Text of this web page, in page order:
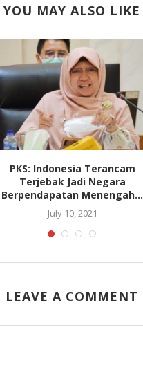
YOU MAY ALSO LIKE
PKS: Indonesia Terancam
Terjebak Jadi Negara
Berpendapatan Menengah...
July 10, 2021
LEAVE A COMMENT